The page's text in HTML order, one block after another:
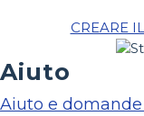
CREARE
Aiuto
Aiuto e